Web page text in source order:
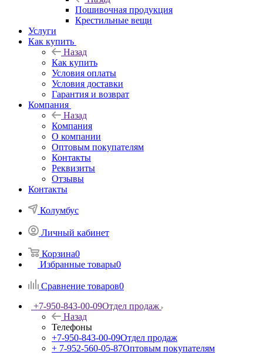
Пошивочная продукция
Крестильные вещи
Услуги
Как купить
Назад
Как купить
Условия оплаты
Условия доставки
Гарантия и возврат
Компания
Назад
Компания
О компании
Оптовым покупателям
Контакты
Реквизиты
Отзывы
Контакты
Колумбус
Личный кабинет
Корзина0
Избранные товары0
Сравнение товаров0
+7-950-843-00-09Отдел продаж
Назад
Телефоны
+7-950-843-00-09Отдел продаж
+ 7-952-560-05-87Оптовым покупателям